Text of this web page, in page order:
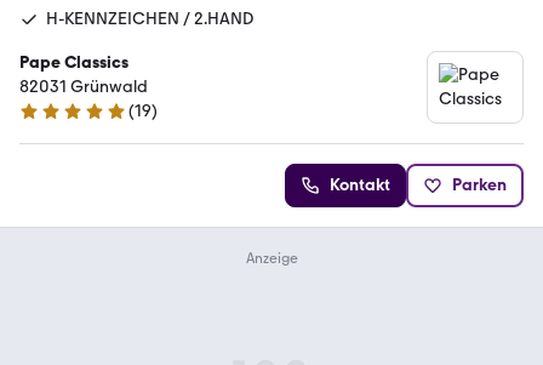
H-KENNZEICHEN / 2.HAND
Pape Classics
82031 Grünwald
5 Sterne
(19)
Kontakt Parken